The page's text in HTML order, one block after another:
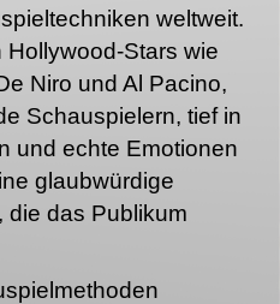
weltweit.
Stars wie
Niro und Al Pacino,
Schauspielern, tief in
und echte Emotionen
glaubwürdige
die das Publikum